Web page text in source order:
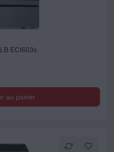
ECI603s
au panier